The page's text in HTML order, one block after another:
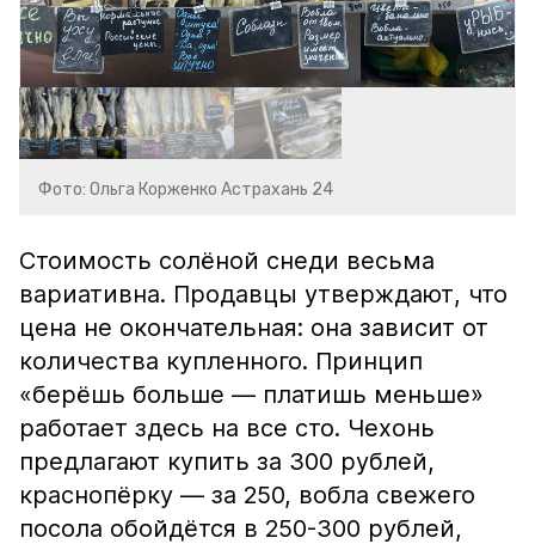
Фото: Ольга Корженко Астрахань 24
Стоимость солёной снеди весьма
вариативна. Продавцы утверждают, что
цена не окончательная: она зависит от
количества купленного. Принцип
«берёшь больше — платишь меньше»
работает здесь на все сто. Чехонь
предлагают купить за 300 рублей,
краснопёрку — за 250, вобла свежего
посола обойдётся в 250-300 рублей,